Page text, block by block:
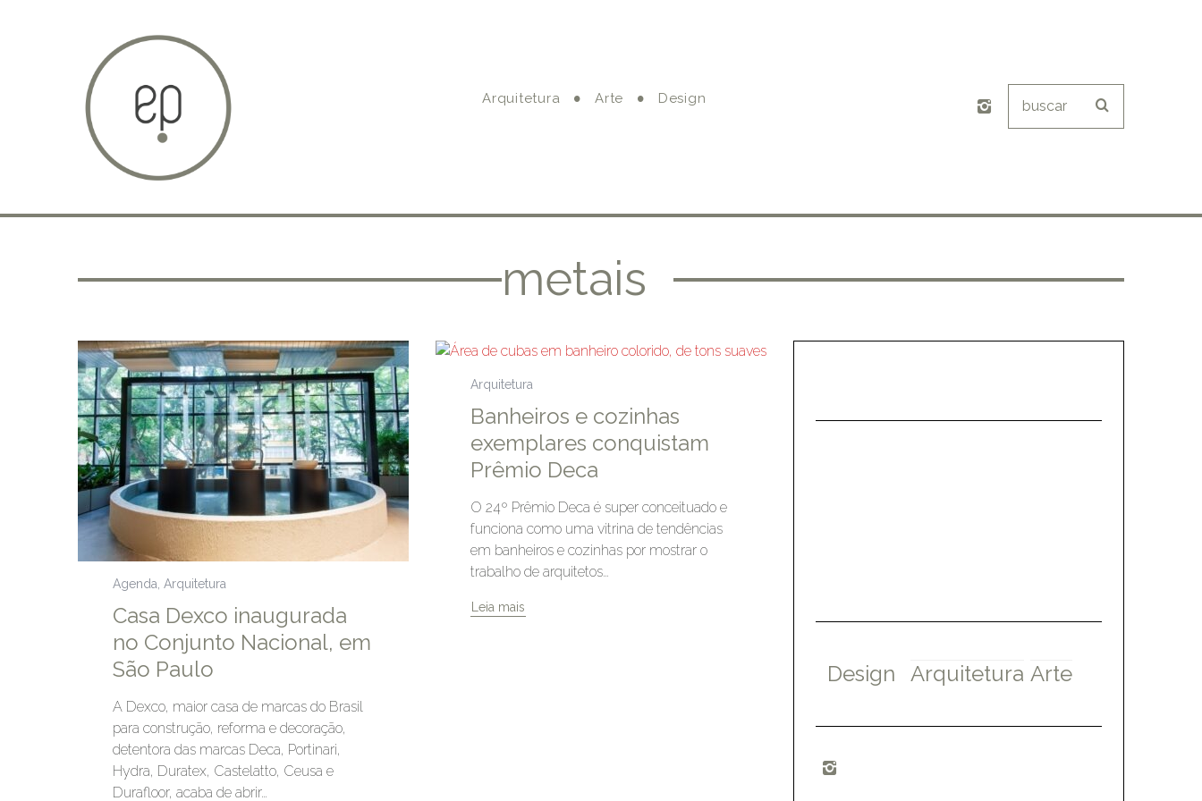
Arquitetura Arte Design
metais
Agenda Arquitetura
Casa Dexco inaugurada
no Conjunto Nacional, em
São Paulo
A Dexco, maior casa de marcas do Brasil
para construção, reforma e decoração,
detentora das marcas Deca, Portinari,
Hydra, Duratex, Castelatto, Ceusa e
Durafloor, acaba de abrir…
Arquitetura
Banheiros e cozinhas
exemplares conquistam
Prêmio Deca
O 24º Prêmio Deca é super conceituado e
funciona como uma vitrina de tendências
em banheiros e cozinhas por mostrar o
trabalho de arquitetos…
Leia mais
Design Arquitetura Arte